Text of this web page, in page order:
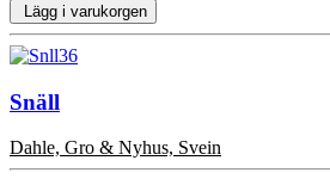
Lägg i varukorgen
Snäll
Dahle, Gro & Nyhus, Svein